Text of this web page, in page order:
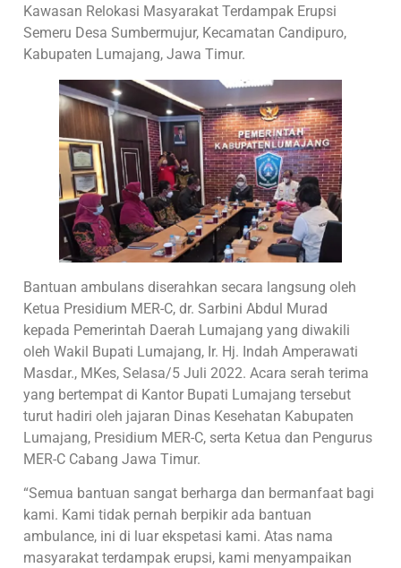
Kawasan Relokasi Masyarakat Terdampak Erupsi
Semeru Desa Sumbermujur, Kecamatan Candipuro,
Kabupaten Lumajang, Jawa Timur.
Bantuan ambulans diserahkan secara langsung oleh
Ketua Presidium MER-C, dr. Sarbini Abdul Murad
kepada Pemerintah Daerah Lumajang yang diwakili
oleh Wakil Bupati Lumajang, Ir. Hj. Indah Amperawati
Masdar., MKes, Selasa/5 Juli 2022. Acara serah terima
yang bertempat di Kantor Bupati Lumajang tersebut
turut hadiri oleh jajaran Dinas Kesehatan Kabupaten
Lumajang, Presidium MER-C, serta Ketua dan Pengurus
MER-C Cabang Jawa Timur.
“Semua bantuan sangat berharga dan bermanfaat bagi
kami. Kami tidak pernah berpikir ada bantuan
ambulance, ini di luar ekspetasi kami. Atas nama
masyarakat terdampak erupsi, kami menyampaikan